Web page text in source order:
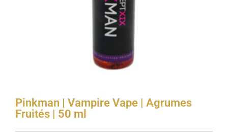
Pinkman | Vampire Vape | Agrumes
Fruités | 50 ml